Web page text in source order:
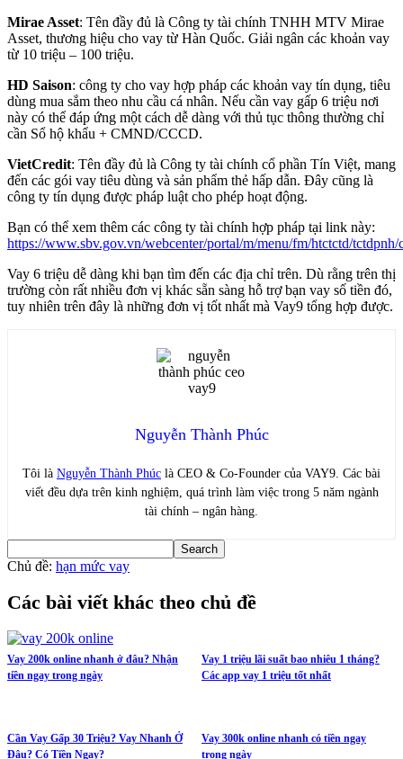
Mirae Asset: Tên đầy đủ là Công ty tài chính TNHH MTV Mirae
Asset, thương hiệu cho vay từ Hàn Quốc. Giải ngân các khoản vay
từ 10 triệu – 100 triệu.
HD Saison: công ty cho vay hợp pháp các khoản vay tín dụng, tiêu
dùng mua sắm theo nhu cầu cá nhân. Nếu cần vay gấp 6 triệu nơi
này có thể đáp ứng một cách dễ dàng với thủ tục thông thường chỉ
cần Sổ hộ khẩu + CMND/CCCD.
VietCredit: Tên đầy đủ là Công ty tài chính cổ phần Tín Việt, mang
đến các gói vay tiêu dùng và sản phẩm thẻ hấp dẫn. Đây cũng là
công ty tín dụng được pháp luật cho phép hoạt động.
Bạn có thể xem thêm các công ty tài chính hợp pháp tại link này:
https://www.sbv.gov.vn/webcenter/portal/m/menu/fm/htctctd/tctdpnh/
Vay 6 triệu dễ dàng khi bạn tìm đến các địa chỉ trên. Dù rằng trên thị
trường còn rất nhiều đơn vị khác sẵn sàng hỗ trợ bạn vay số tiền đó,
tuy nhiên trên đây là những đơn vị tốt nhất mà Vay9 tổng hợp được.
Nguyễn Thành Phúc
Tôi là Nguyễn Thành Phúc là CEO & Co-Founder của VAY9. Các bài
viết đều dựa trên kinh nghiệm, quá trình làm việc trong 5 năm ngành
tài chính – ngân hàng.
Chủ đề: hạn mức vay
Các bài viết khác theo chủ đề
Vay 200k online nhanh ở đâu? Nhận
tiền ngay trong ngày
Vay 1 triệu lãi suất bao nhiêu 1 tháng?
Các app vay 1 triệu tốt nhất
Cần Vay Gấp 30 Triệu? Vay Nhanh Ở
Đâu? Có Tiền Ngay?
Vay 300k online nhanh có tiền ngay
trong ngày